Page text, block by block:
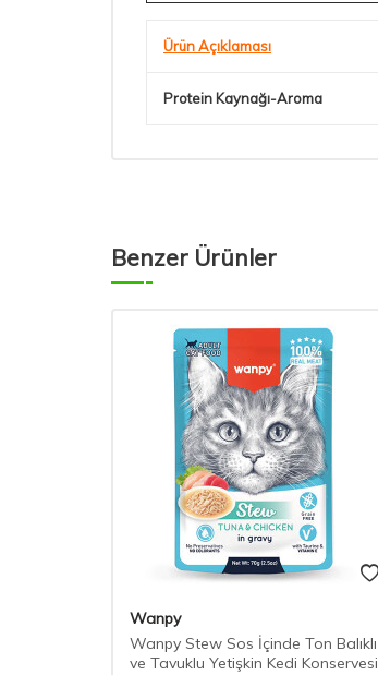
Ürün Açıklaması
Protein Kaynağı-Aroma
Benzer Ürünler
Wanpy
Wanpy Stew Sos İçinde Ton Balıklı
ve Tavuklu Yetişkin Kedi Konservesi